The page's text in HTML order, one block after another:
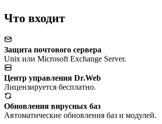
Что входит
Защита почтового сервера
Unix или Microsoft Exchange Server.
Центр управления Dr.Web
Лицензируется бесплатно.
Обновления вирусных баз
Автоматические обновления баз и модулей.